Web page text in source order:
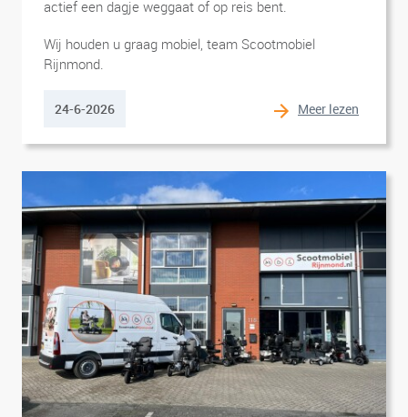
actief een dagje weggaat of op reis bent.
Wij houden u graag mobiel, team Scootmobiel
Rijnmond.
24-6-2026 Meer lezen